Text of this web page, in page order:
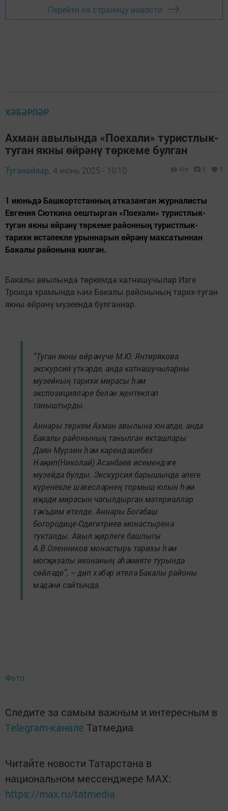
Перейти на страницу новости
ХӘБӘРЛӘР
Ахман авылында «Поехали» туристлык-
туган якны өйрәнү төркеме булган
Туганайлар, 4 июнь 2025 - 10:10 426 0 0
1 июньдә Башкортстанның атказанган журналисты
Евгения Сюткина оештырган «Поехали» туристлык-
туган якны өйрәнү төркеме районның туристлык-
тарихи истәлекле урыннарын өйрәнү максатыннан
Бакалы районына килгән.
Бакалы авылында төркемдә катнашучылар Изге
Троица храмында һәм Бакалы районының тарих-туган
якны өйрәнү музеенда булганнар.
“Туган якны өйрәнүче М.Ю. Янтирякова
экскурсия үткәрде, анда катнашучыларны
музейның тарихи мирасы һәм
экспозицияләре белән җентекләп
таныштырды.
Аннары төркем Ахман авылына юнәлде, анда
Бакалы районының танылган якташлары
Даян Мурзин һәм карендәшебез
Нәҗип(Николай) Асанбаев исемендәге
музейда булды. Экскурсия барышында әлеге
күренекле шәхесләрнең тормыш юлын һәм
иҗади мирасын чагылдырган материаллар
тәкъдим ителде. Аннары Богабаш
Богородице-Одигитриев монастыренә
тукталды. Авыл җирлеге башлыгы
А.В.Оленников монастырь тарихы һәм
могҗизалы иконаның әһәмияте турында
сөйләде”, – дип хәбәр ителә Бакалы районы
мәдәни сайтында.
Фото
Следите за самым важным и интересным в
Telegram-канале Татмедиа
Читайте новости Татарстана в
национальном мессенджере MАХ:
https://max.ru/tatmedia